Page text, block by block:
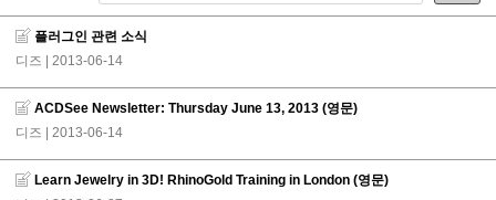
플러그인 관련 소식
디즈 | 2013-06-14
ACDSee Newsletter: Thursday June 13, 2013 (영문)
디즈 | 2013-06-14
Learn Jewelry in 3D! RhinoGold Training in London (영문)